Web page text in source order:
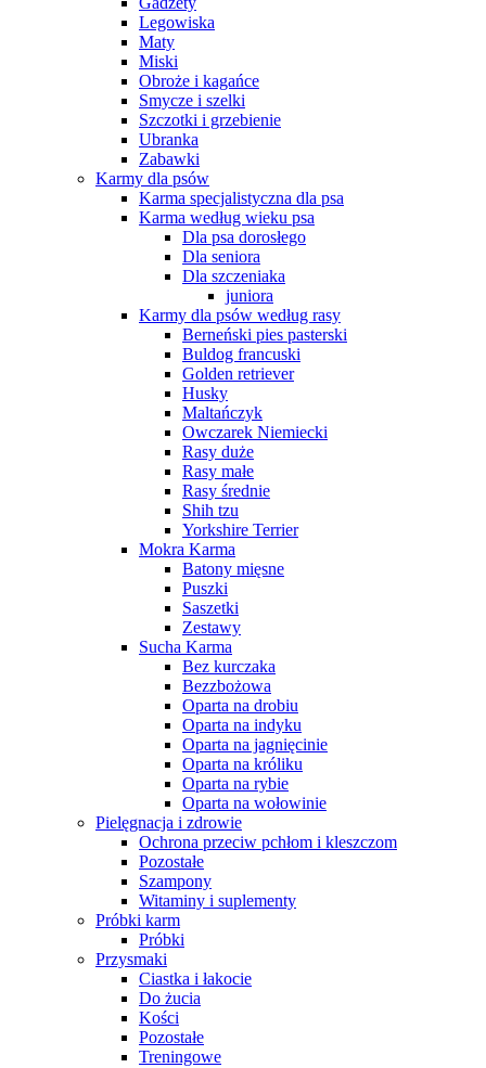
Legowiska
Maty
Miski
Obroże i kagańce
Smycze i szelki
Szczotki i grzebienie
Ubranka
Zabawki
Karmy dla psów
Karma specjalistyczna dla psa
Karma według wieku psa
Dla psa dorosłego
Dla seniora
Dla szczeniaka
juniora
Karmy dla psów według rasy
Berneński pies pasterski
Buldog francuski
Golden retriever
Husky
Maltańczyk
Owczarek Niemiecki
Rasy duże
Rasy małe
Rasy średnie
Shih tzu
Yorkshire Terrier
Mokra Karma
Batony mięsne
Puszki
Saszetki
Zestawy
Sucha Karma
Bez kurczaka
Bezzbożowa
Oparta na drobiu
Oparta na indyku
Oparta na jagnięcinie
Oparta na króliku
Oparta na rybie
Oparta na wołowinie
Pielęgnacja i zdrowie
Ochrona przeciw pchłom i kleszczom
Pozostałe
Szampony
Witaminy i suplementy
Próbki karm
Próbki
Przysmaki
Ciastka i łakocie
Do żucia
Kości
Pozostałe
Treningowe